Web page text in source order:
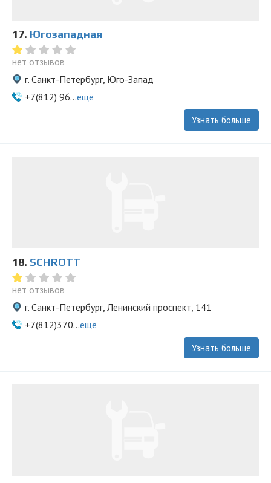
17. Югозападная
нет отзывов
г. Санкт-Петербург, Юго-Запад
+7(812) 96...ещё
Узнать больше
18. SСHROTT
нет отзывов
г. Санкт-Петербург, Ленинский проспект, 141
+7(812)370...ещё
Узнать больше